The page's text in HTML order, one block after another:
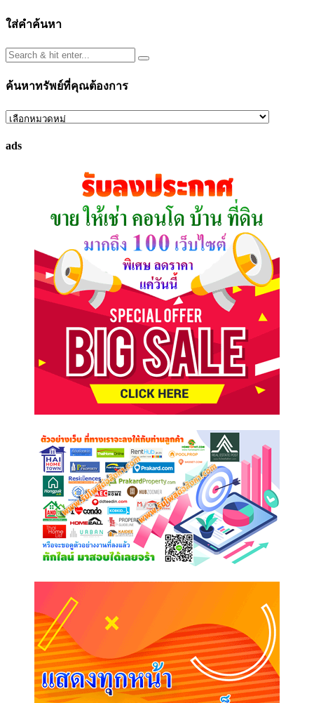
ใส่คำค้นหา
ค้นหาทรัพย์ที่คุณต้องการ
ค้นหา
ที่
ads